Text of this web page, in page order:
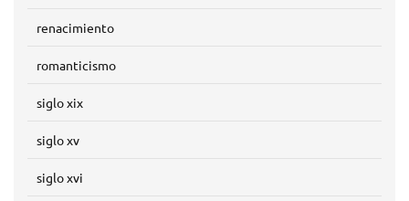
renacimiento
romanticismo
siglo xix
siglo xv
siglo xvi